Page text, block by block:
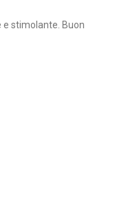
stimolante. Buon